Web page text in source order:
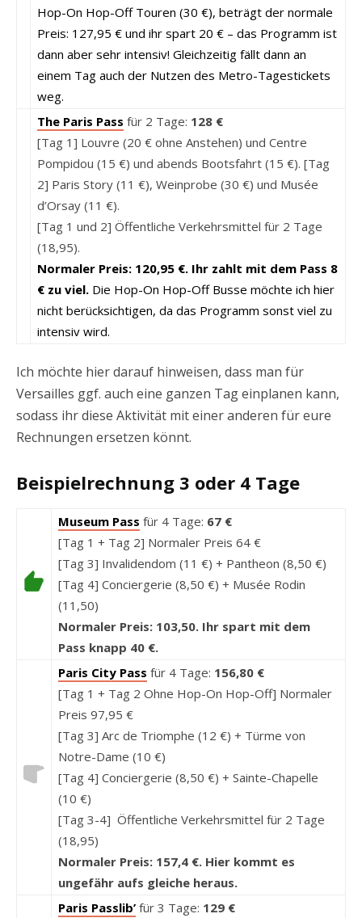
Hop-On Hop-Off Touren (30 €), beträgt der normale
Preis: 127,95 € und ihr spart 20 € – das Programm ist
dann aber sehr intensiv! Gleichzeitig fällt dann an
einem Tag auch der Nutzen des Metro-Tagestickets
weg.
The Paris Pass für 2 Tage: 128 €
[Tag 1] Louvre (20 € ohne Anstehen) und Centre
Pompidou (15 €) und abends Bootsfahrt (15 €). [Tag
2] Paris Story (11 €), Weinprobe (30 €) und Musée
d’Orsay (11 €).
[Tag 1 und 2] Öffentliche Verkehrsmittel für 2 Tage
(18,95).
Normaler Preis: 120,95 €. Ihr zahlt mit dem Pass 8
€ zu viel. Die Hop-On Hop-Off Busse möchte ich hier
nicht berücksichtigen, da das Programm sonst viel zu
intensiv wird.
Ich möchte hier darauf hinweisen, dass man für
Versailles ggf. auch eine ganzen Tag einplanen kann,
sodass ihr diese Aktivität mit einer anderen für eure
Rechnungen ersetzen könnt.
Beispielrechnung 3 oder 4 Tage
Museum Pass für 4 Tage: 67 €
[Tag 1 + Tag 2] Normaler Preis 64 €
[Tag 3] Invalidendom (11 €) + Pantheon (8,50 €)
[Tag 4] Conciergerie (8,50 €) + Musée Rodin
(11,50)
Normaler Preis: 103,50. Ihr spart mit dem
Pass knapp 40 €.
Paris City Pass für 4 Tage: 156,80 €
[Tag 1 + Tag 2 Ohne Hop-On Hop-Off] Normaler
Preis 97,95 €
[Tag 3] Arc de Triomphe (12 €) + Türme von
Notre-Dame (10 €)
[Tag 4] Conciergerie (8,50 €) + Sainte-Chapelle
(10 €)
[Tag 3-4] Öffentliche Verkehrsmittel für 2 Tage
(18,95)
Normaler Preis: 157,4 €. Hier kommt es
ungefähr aufs gleiche heraus.
Paris Passlib’ für 3 Tage: 129 €